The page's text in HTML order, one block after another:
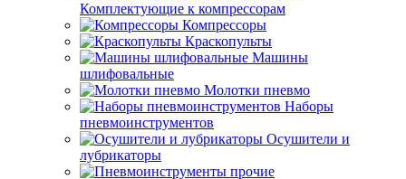
Комплектующие к компрессорам
Компрессоры
Краскопульты
Машины
шлифовальные
Молотки пневмо
Наборы
пневмоинструментов
Осушители и
лубрикаторы